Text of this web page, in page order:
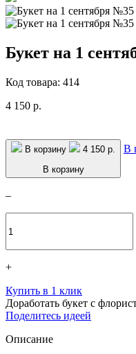
Букет на 1
Код товара: 414
4 150 р.
В корзину
4 150 р.
В корзину
В
–
+
Купить в 1 клик
Доработать букет с
Поделитесь идеей
Описание